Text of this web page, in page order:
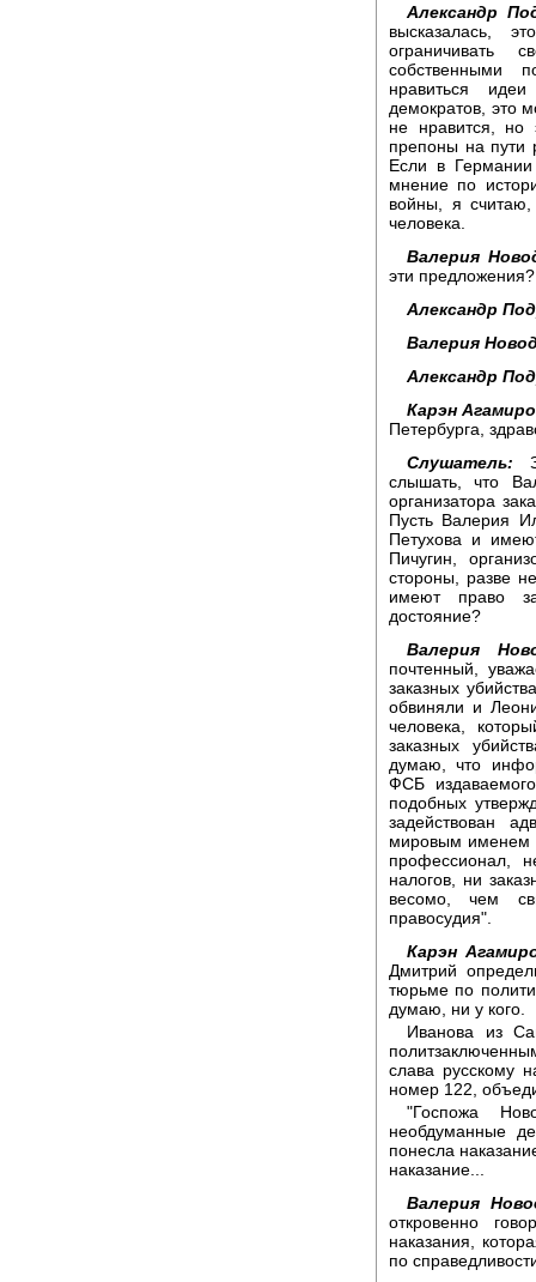
Александр
высказалась,
ограничивать
собственными
нравиться
демократов, это
не нравится, но
препоны на пути
Если в
мнение по
войны, я
человека.
Валерия
эти предложения?
Александр
Валерия
Александр
Карэн
Петербурга,
Слушатель:
слышать, что
организатора
Пусть Валерия
Петухова и
Пичугин,
стороны, разве
имеют право
достояние?
Валерия
почтенный,
заказных
обвиняли и
человека,
заказных
думаю, что
ФСБ
подобных
задействован
мировым именем
профессионал,
налогов, ни
весомо, чем
правосудия".
Карэн
Дмитрий
тюрьме по
думаю, ни у кого.
Иванова из
слава русскому
номер 122,
"Госпожа
необдуманные
понесла
наказание...
Валерия
откровенно
наказания,
по